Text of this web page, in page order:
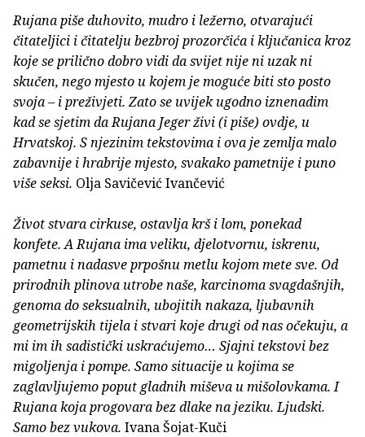
Rujana piše duhovito, mudro i ležerno, otvarajući
čitateljici i čitatelju bezbroj prozorčića i ključanica kroz
koje se prilično dobro vidi da svijet nije ni uzak ni
skučen, nego mjesto u kojem je moguće biti sto posto
svoja – i preživjeti. Zato se uvijek ugodno iznenadim
kad se sjetim da Rujana Jeger živi (i piše) ovdje, u
Hrvatskoj. S njezinim tekstovima i ova je zemlja malo
zabavnije i hrabrije mjesto, svakako pametnije i puno
više seksi. Olja Savičević Ivančević
Život stvara cirkuse, ostavlja krš i lom, ponekad
konfete. A Rujana ima veliku, djelotvornu, iskrenu,
pametnu i nadasve prpošnu metlu kojom mete sve. Od
prirodnih plinova utrobe naše, karcinoma svagdašnjih,
genoma do seksualnih, ubojitih nakaza, ljubavnih
geometrijskih tijela i stvari koje drugi od nas očekuju, a
mi im ih sadistički uskraćujemo… Sjajni tekstovi bez
migoljenja i pompe. Samo situacije u kojima se
zaglavljujemo poput gladnih miševa u mišolovkama. I
Rujana koja progovara bez dlake na jeziku. Ljudski.
Samo bez vukova. Ivana Šojat-Kuči